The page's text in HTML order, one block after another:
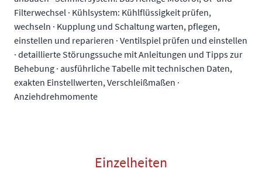
Filterwechsel · Kühlsystem: Kühlflüssigkeit prüfen,
wechseln · Kupplung und Schaltung warten, pflegen,
einstellen und reparieren · Ventilspiel prüfen und einstellen
· detaillierte Störungssuche mit Anleitungen und Tipps zur
Behebung · ausführliche Tabelle mit technischen Daten,
exakten Einstellwerten, Verschleißmaßen ·
Anziehdrehmomente
Einzelheiten